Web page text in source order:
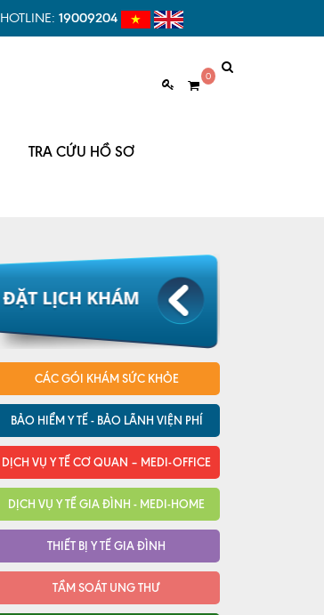
HOTLINE: 19009204
0
TRA CỨU HỒ SƠ
CÁC GÓI KHÁM SỨC KHỎE
BẢO HIỂM Y TẾ - BẢO LÃNH VIỆN PHÍ
DỊCH VỤ Y TẾ CƠ QUAN – MEDI-OFFICE
DỊCH VỤ Y TẾ GIA ĐÌNH - MEDI-HOME
THIẾT BỊ Y TẾ GIA ĐÌNH
TẦM SOÁT UNG THƯ